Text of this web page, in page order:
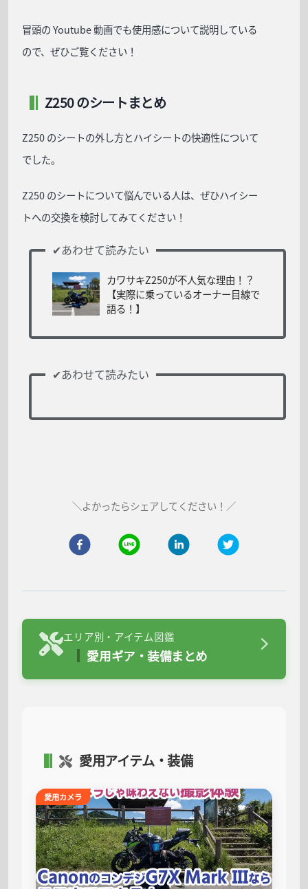
冒頭の Youtube 動画でも使用感について説明している
ので、ぜひご覧ください！
Z250 のシートまとめ
Z250 のシートの外し方とハイシートの快適性について
でした。
Z250 のシートについて悩んでいる人は、ぜひハイシー
トへの交換を検討してみてください！
カワサキZ250が不人気な理由！？
【実際に乗っているオーナー目線で
語る！】
よかったらシェアしてください！
エリア別・アイテム図鑑
愛用ギア・装備まとめ
愛用アイテム・装備
愛用カメラ